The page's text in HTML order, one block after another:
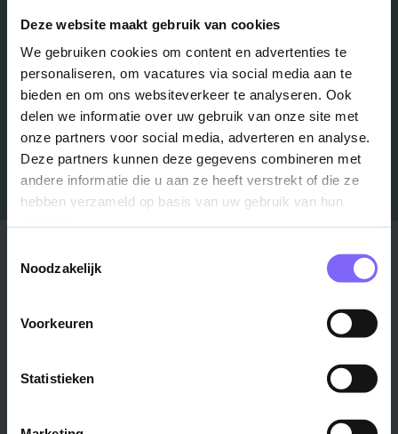
Deze website maakt gebruik van cookies
We gebruiken cookies om content en advertenties te
personaliseren, om vacatures via social media aan te
bieden en om ons websiteverkeer te analyseren. Ook
delen we informatie over uw gebruik van onze site met
onze partners voor social media, adverteren en analyse.
Deze partners kunnen deze gegevens combineren met
andere informatie die u aan ze heeft verstrekt of die ze
hebben verzameld op basis van uw gebruik van hun
Noodzakelijk
Voorkeuren
Statistieken
Schrijf je in en we houden je op de hoogte
Job Alert instellen
Weert ›